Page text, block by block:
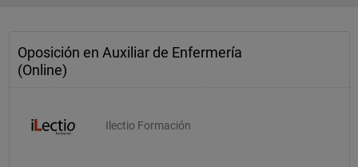
Oposición en Auxiliar de Enfermería
(Online)
Ilectio Formación